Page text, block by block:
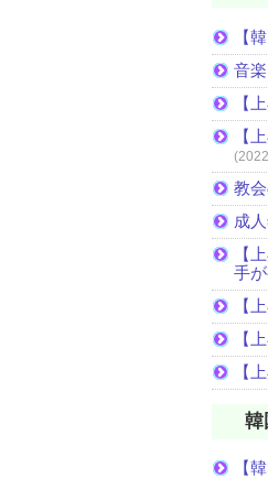
【
音
【
【
教
成
【
手
【
【
【
韓
【